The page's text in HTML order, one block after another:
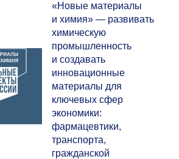
«Новые материалы
и химия» — развивать
химическую
промышленность
и создавать
инновационные
материалы для
ключевых сфер
экономики:
фармацевтики,
транспорта,
гражданской